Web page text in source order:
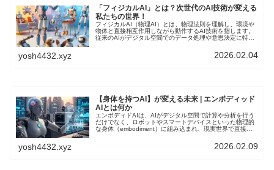
「フィジカルAI」とは？次世代のAI技術が変える
私たちの世界！
フィジカルAI（物理AI）とは、物理法則を理解し、環境や
物体と直接相互作用しながら動作するAI技術を指します。
従来のAIがデジタル空間でのデータ処理や意思決定に特化
ング技術、制御システムと統合され、物理環境での実行を
yosh4432.xyz 2026.02.04
【身体を持つAI】が変える未来 | エンボディッド
AIとは何か
エンボディドAIは、AIがデジタル空間で計算や分析を行う
だけでなく、ロボットやスマートデバイスといった物理的
な身体（embodiment）に組み込まれ、現実世界で直接行
術的基盤、従来の技術との違い、将来の展望と課題につい
yosh4432.xyz 2026.02.09